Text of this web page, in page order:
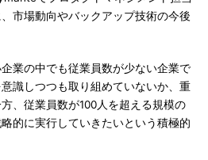
市場動向やバックアップ技術の今後
業の中でも従業員数が少ない企業で
識しつつも取り組めていないか、重
、従業員数が100人を超える規模の
的に実行していきたいという積極的